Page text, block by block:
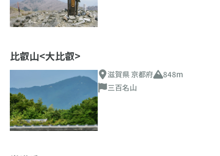
比叡山<大比叡>
滋賀県 京都府
848m
三百名山